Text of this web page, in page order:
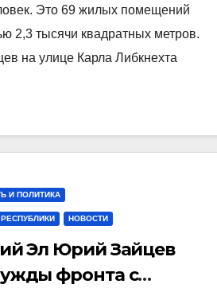
Это 69 жилых помещений
2,3 тысячи квадратных метров.
на улице Карла Либкнехта
И ПОЛИТИКА
НОВОСТИ
Эл Юрий Зайцев
фронта с